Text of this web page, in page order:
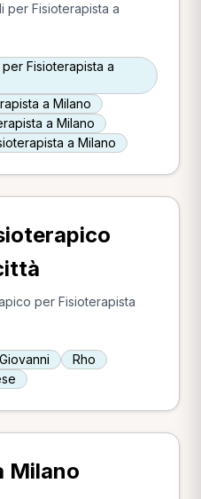
per Fisioterapista a
Fisioterapista a
a Milano
a Milano
a Milano
per Fisioterapista
Rho
Milano